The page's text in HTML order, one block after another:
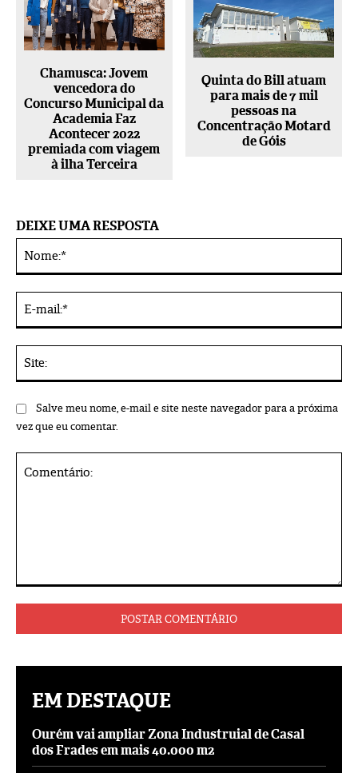
Chamusca: Jovem
vencedora do
Concurso Municipal da
Academia Faz
Acontecer 2022
premiada com viagem
à ilha Terceira
Quinta do Bill atuam
para mais de 7 mil
pessoas na
Concentração Motard
de Góis
DEIXE UMA RESPOSTA
Salve meu nome, e-mail e site neste navegador para a próxima
vez que eu comentar.
EM DESTAQUE
Ourém vai ampliar Zona Industruial de Casal
dos Frades em mais 40.000 m2